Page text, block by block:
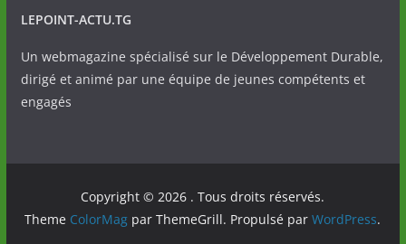
LEPOINT-ACTU.TG
Un webmagazine spécialisé sur le Développement Durable,
dirigé et animé par une équipe de jeunes compétents et
engagés
Copyright © 2026 . Tous droits réservés.
Theme ColorMag par ThemeGrill. Propulsé parWordPress.